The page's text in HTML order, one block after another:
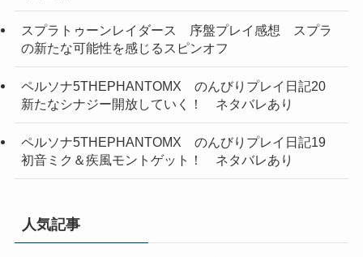
スプラトゥーンレイダース 序盤プレイ感想 スプラ
の新たな可能性を感じるスピンオフ
ペルソナ5THEPHANTOMX のんびりプレイ日記20
新たなシナジー開放していく！ ネタバレあり
ペルソナ5THEPHANTOMX のんびりプレイ日記19
初音ミク＆疾風モントゲット！ ネタバレあり
人気記事